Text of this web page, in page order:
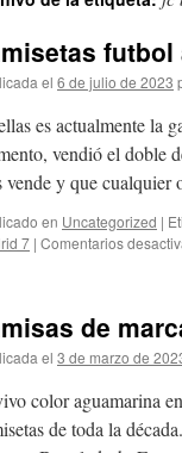
el 6 de julio de 2023
es actualmente la
vendió el doble
vende y que
en Uncategorized |
7 | Comentarios
de
el 3 de marzo de
color aguamarina
de toda la